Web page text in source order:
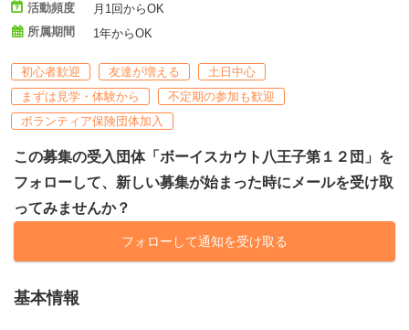
活動頻度
月1回からOK
所属期間
1年からOK
初心者歓迎 友達が増える
土日中心
まずは見学・体験から
不定期の参加も歓迎
ボランティア保険団体加入
この募集の受入団体「ボーイスカウト八王子第１２団」を
フォローして、新しい募集が始まった時にメールを受け取
ってみませんか？
フォローして通知を受け取る
基本情報